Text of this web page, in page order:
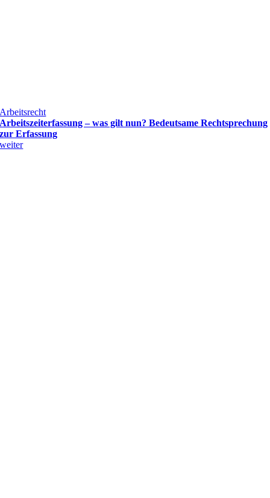
Arbeitsrecht
Arbeitszeiterfassung – was gilt nun? Bedeutsame Rechtsprechung
zur Erfassung
weiter